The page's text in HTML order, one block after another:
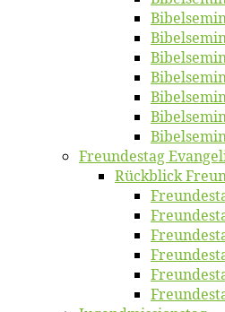
Freun­des­tag
Rück­blick